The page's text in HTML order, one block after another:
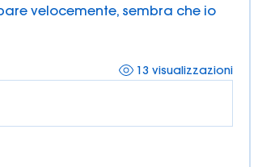
velocemente, sembra che io
13 visualizzazioni